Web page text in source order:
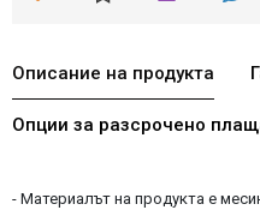
Описание на продукта
Опции за разсрочено
- Материалът на продукта е